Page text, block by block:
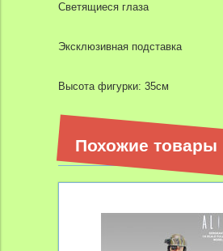
Светящиеся глаза
Эксклюзивная подставка
Высота фигурки: 35см
Похожие товары